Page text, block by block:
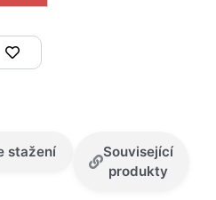
stažení
Související
produkty